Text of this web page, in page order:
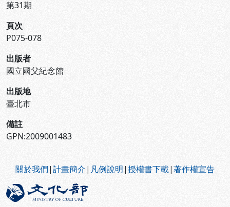
第31期
頁次
P075-078
出版者
國立國父紀念館
出版地
臺北市
備註
GPN:2009001483
關於我們|計畫簡介| 凡例說明|授權書下載|著作權宣告